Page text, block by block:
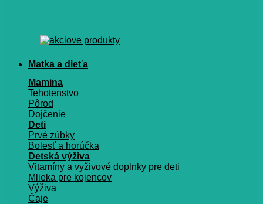
Matka a dieťa
Mamina
Tehotenstvo
Pôrod
Dojčenie
Deti
Prvé zúbky
Bolesť a horúčka
Detská výživa
Vitamíny a vyživové doplnky pre deti
Mlieka pre kojencov
Výživa
Čaje